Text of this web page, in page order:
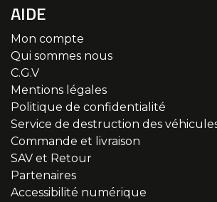
AIDE
Mon compte
Qui sommes nous
C.G.V
Mentions légales
Politique de confidentialité
Service de destruction des
Commande et livraison
SAV et Retour
Partenaires
Accessibilité numérique